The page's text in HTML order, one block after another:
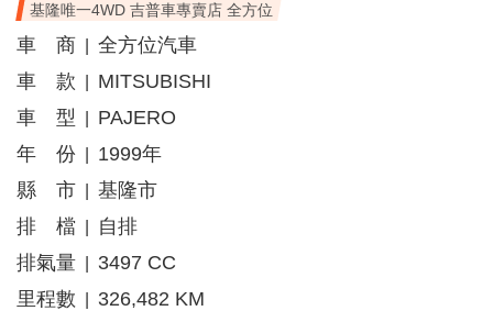
基隆唯一4WD 吉普車專賣店 全方位
車 商
全方位汽車
車 款
MITSUBISHI
車 型
PAJERO
年 份
1999年
縣 市
基隆市
排 檔
自排
排氣量
3497 CC
里程數
326,482 KM